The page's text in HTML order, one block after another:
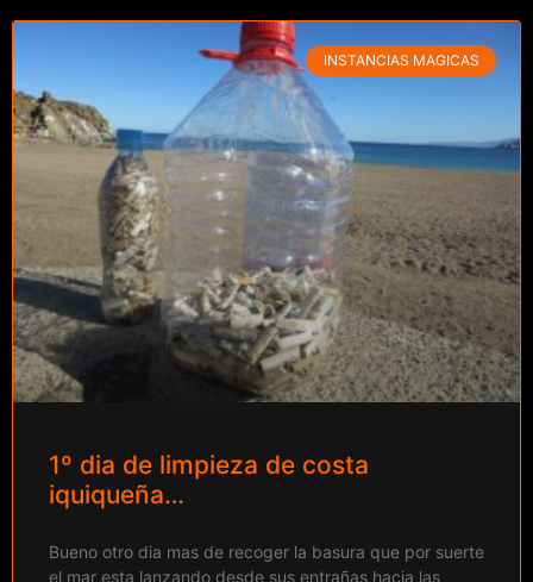
INSTANCIAS MAGICAS
1º dia de limpieza de costa
iquiqueña…
Bueno otro dia mas de recoger la basura que por suerte
el mar esta lanzando desde sus entrañas hacia las